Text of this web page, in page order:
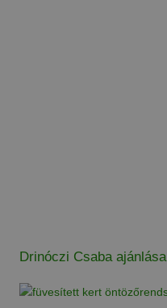
Drinóczi Csaba ajánlása